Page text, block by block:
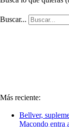
Buscar...
Más reciente:
Bellver,
Macondo entra